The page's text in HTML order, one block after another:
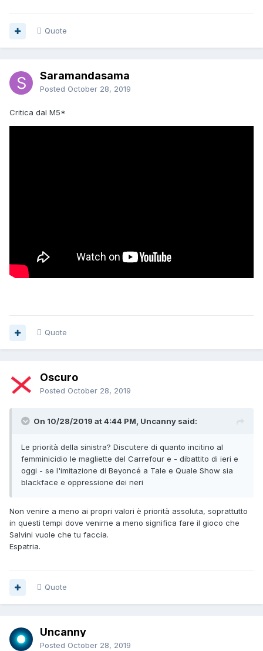
Quote
Saramandasama
Posted October 28, 2019
Critica dal M5*
Quote
Oscuro
Posted October 28, 2019
On 10/28/2019 at 4:44 PM, Uncanny said:
Le priorità della sinistra? Discutere di quanto incitino al
femminicidio le magliette del Carrefour e - dibattito di ieri e
oggi - se l'imitazione di Beyoncé a Tale e Quale Show sia
blackface e oppressione dei neri
Non venire a meno ai propri valori è priorità assoluta, soprattutto
in questi tempi dove venirne a meno significa fare il gioco che
Salvini vuole che tu faccia.
Espatria.
Quote
Uncanny
Posted October 28, 2019